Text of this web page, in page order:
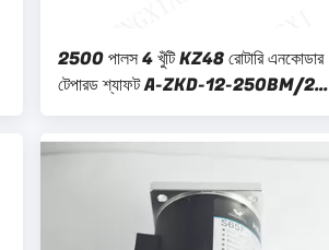
2500 পালস 4 খুঁটি KZ48 রোটারি এনকোডার
টেপারড শ্যাফট A-ZKD-12-250BM/2P-
G05L-C DC সার্ভো মোটর ইনভার্টার মোটর